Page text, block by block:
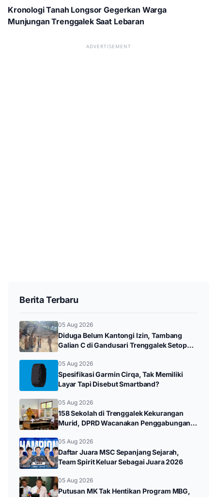
Kronologi Tanah Longsor Gegerkan Warga
Munjungan Trenggalek Saat Lebaran
ADVERTISEMENT
Berita Terbaru
05 Aug 2026
Diduga Belum Kantongi Izin, Tambang
Galian C di Gandusari Trenggalek Setop
05 Aug 2026
Spesifikasi Garmin Cirqa, Tak Memiliki
Layar Tapi Disebut Smartband?
05 Aug 2026
158 Sekolah di Trenggalek Kekurangan
Murid, DPRD Wacanakan Penggabungan
05 Aug 2026
Daftar Juara MSC Sepanjang Sejarah,
Team Spirit Keluar Sebagai Juara 2026
05 Aug 2026
Putusan MK Tak Hentikan Program MBG,